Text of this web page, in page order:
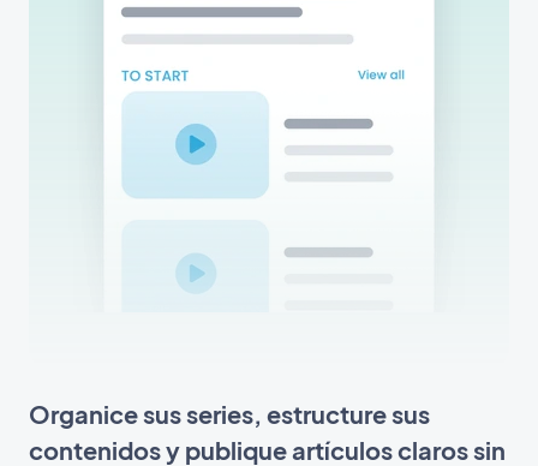
Organice sus series, estructure sus
contenidos y publique artículos claros sin